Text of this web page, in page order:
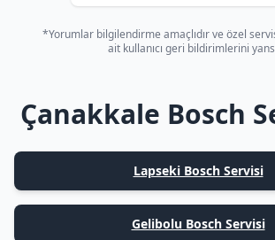
*Yorumlar bilgilendirme amaçlıdır ve özel
ait kullanıcı geri bildirimlerini
Çanakkale Bosch
Lapseki Bosch Servisi
Gelibolu Bosch Servisi